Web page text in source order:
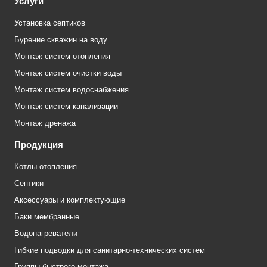
Установка септиков
Бурение скважин на воду
Монтаж систем отопления
Монтаж систем очистки воды
Монтаж систем водоснабжения
Монтаж систем канализации
Монтаж дренажа
Продукция
Котлы отопления
Септики
Аксессуары и комплектующие
Баки мембранные
Водонагреватели
Гибкие подводки для санитарно-технических систем